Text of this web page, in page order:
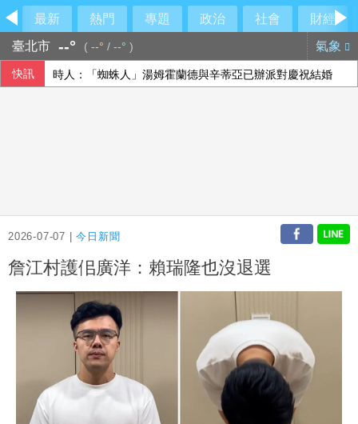
最新 熱門 專題 政治 社會
財經
臺北市 --° ( --° / --° ) 氣象
快訊 時人：「蜘蛛人」湯姆霍蘭德與辛蒂亞已辦派對慶祝結婚
2026-07-07 |今日新聞
詹江村護佀廣洋：賴瑞隆也沒退選